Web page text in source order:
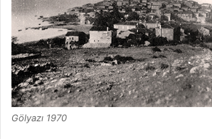
Gölyazı 1970